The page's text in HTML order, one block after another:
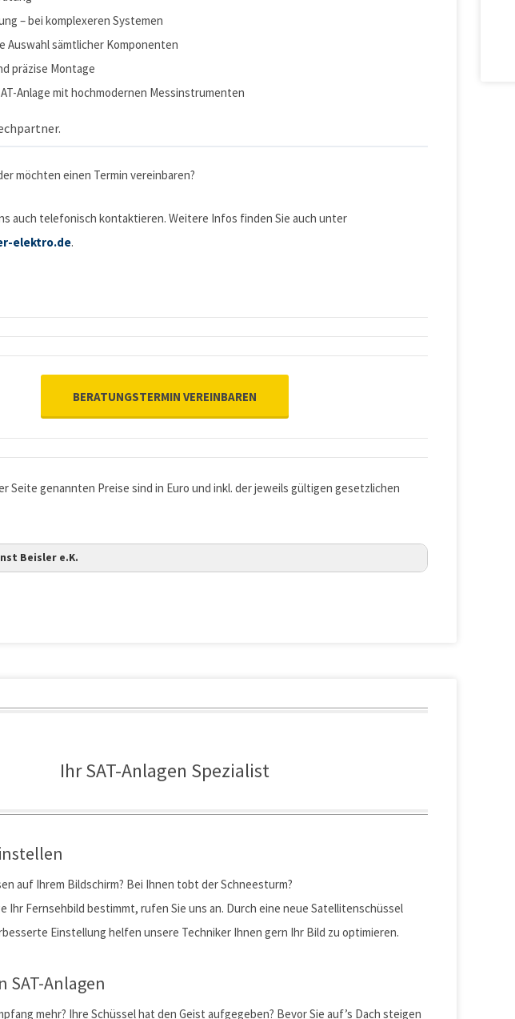
– bei komplexeren Systemen
Auswahl sämtlicher Komponenten
präzise Montage
Anlage mit hochmodernen Messinstrumenten
möchten einen Termin vereinbaren?
auch telefonisch kontaktieren. Weitere Infos finden Sie auch unter
elektro.de.
BERATUNGSTERMIN VEREINBAREN
Seite genannten Preise sind in Euro und inkl. der jeweils gültigen gesetzlichen
Beisler e.K.
Ihr SAT-Anlagen Spezialist
auf Ihrem Bildschirm? Bei Ihnen tobt der Schneesturm?
Ihr Fernsehbild bestimmt, rufen Sie uns an. Durch eine neue Satellitenschüssel
Einstellung helfen unsere Techniker Ihnen gern Ihr Bild zu optimieren.
SAT-Anlagen
mehr? Ihre Schüssel hat den Geist aufgegeben? Bevor Sie auf’s Dach steigen